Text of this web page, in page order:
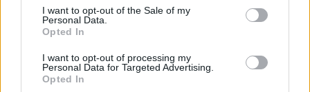
consent section.
I want to opt-out of the Sale of my
Personal Data.
Opted In
I want to opt-out of processing my
Personal Data for Targeted Advertising.
Opted In